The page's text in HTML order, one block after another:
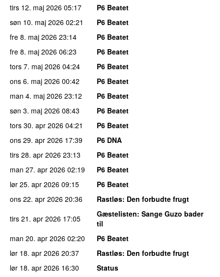
tirs 12. maj 2026 05:17
P6 Beatet
søn 10. maj 2026 02:21
P6 Beatet
fre 8. maj 2026 23:14
P6 Beatet
fre 8. maj 2026 06:23
P6 Beatet
tors 7. maj 2026 04:24
P6 Beatet
ons 6. maj 2026 00:42
P6 Beatet
man 4. maj 2026 23:12
P6 Beatet
søn 3. maj 2026 08:43
P6 Beatet
tors 30. apr 2026 04:21
P6 Beatet
ons 29. apr 2026 17:39
P6 DNA
tirs 28. apr 2026 23:13
P6 Beatet
man 27. apr 2026 02:19
P6 Beatet
lør 25. apr 2026 09:15
P6 Beatet
ons 22. apr 2026 20:36 Rastløs: Den forbudte frugt
tirs 21. apr 2026 17:05 Gæstelisten: Sange Guzo bader
til
man 20. apr 2026 02:20
P6 Beatet
lør 18. apr 2026 20:37 Rastløs: Den forbudte frugt
lør 18. apr 2026 16:30 Status